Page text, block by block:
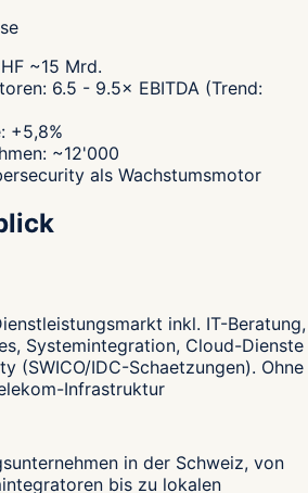
~15 Mrd.
6.5 - 9.5× EBITDA (Trend:
+5,8%
~12'000
als Wachstumsmotor
inkl. IT-Beratung,
Systemintegration, Cloud-Dienste
(SWICO/IDC-Schaetzungen). Ohne
Infrastruktur
in der Schweiz, von
bis zu lokalen